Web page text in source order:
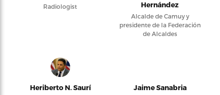
Radiologist
Hernández
Alcalde de Camuy y
presidente de la Federación
de Alcaldes
Heriberto N. Saurí Jaime Sanabria